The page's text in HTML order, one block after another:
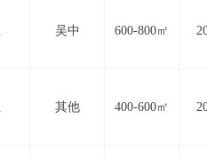
吴中 600-800㎡
其他 400-600㎡